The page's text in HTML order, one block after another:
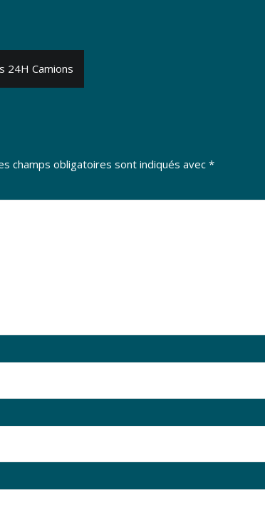
24H Camions
champs obligatoires sont indiqués avec *